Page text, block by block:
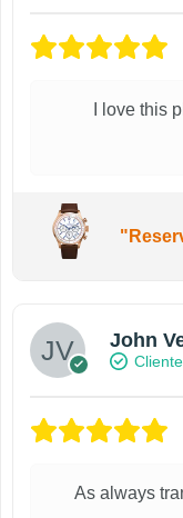
I love this
John
As always